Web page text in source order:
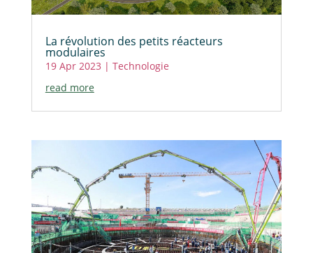
La révolution des petits réacteurs
modulaires
19 Apr 2023 | Technologie
read more